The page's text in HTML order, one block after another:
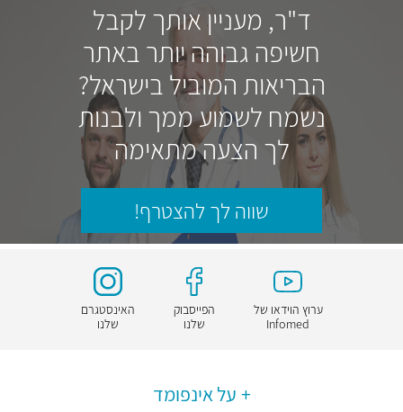
ד"ר, מעניין אותך לקבל
חשיפה גבוהה יותר באתר
הבריאות המוביל בישראל?
נשמח לשמוע ממך ולבנות
לך הצעה מתאימה
שווה לך להצטרף!
ערוץ הוידאו של
Infomed
הפייסבוק
שלנו
האינסטגרם
שלנו
על אינפומד